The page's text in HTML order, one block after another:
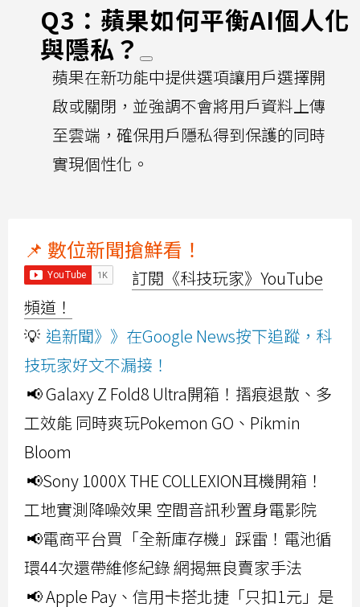
Q3：蘋果如何平衡AI個人化
與隱私？
蘋果在新功能中提供選項讓用戶選擇開
啟或關閉，並強調不會將用戶資料上傳
至雲端，確保用戶隱私得到保護的同時
實現個性化。
📌 數位新聞搶鮮看！
訂閱《科技玩家》YouTube
頻道！
💡 追新聞》》在Google News按下追蹤，科
技玩家好文不漏接！
📢 Galaxy Z Fold8 Ultra開箱！摺痕退散、多
工效能 同時爽玩Pokemon GO、Pikmin
Bloom
📢Sony 1000X THE COLLEXION耳機開箱！
工地實測降噪效果 空間音訊秒置身電影院
📢電商平台買「全新庫存機」踩雷！電池循
環44次還帶維修紀錄 網揭無良賣家手法
📢 Apple Pay、信用卡搭北捷「只扣1元」是